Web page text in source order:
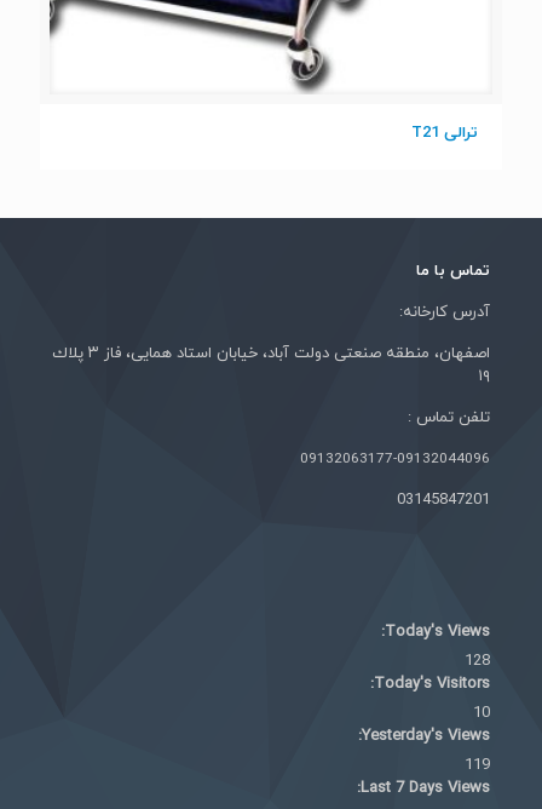
ترالی T21
تماس با ما
آدرس کارخانه:
اصفهان، منطقه صنعتی دولت آباد، خيابان استاد همايی، فاز ٣ پلاك
١٩
تلفن تماس :
09132063177-09132044096
03145847201
Today's Views:
128
Today's Visitors:
10
Yesterday's Views:
119
Last 7 Days Views: